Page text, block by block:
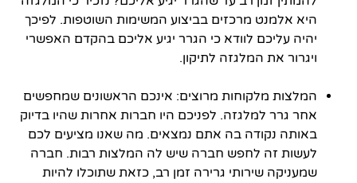
היא אלמנט מרכזים בביצוע המשימות השוטפות. לפיכך
יהיה עליכם לוודא כי הגרר יגיע אליכם בהקדם האפשרי
ויגרור את המלגזה לתיקון.
המלצות מלקוחות מרוצים: אינכם הראשונים שמחפשים
אחר גרר למלגזה. לפניכם היו חברות אחרות שהיו בדיוק
באותה נקודה בה אתם נמצאים. מה שאנו מציעים לכם
לעשות זה לחפש חברה שיש לה המלצות רבות. חברה
שמעניקה שירותי גרירה זמן רב, כזאת שתוכלו להיות